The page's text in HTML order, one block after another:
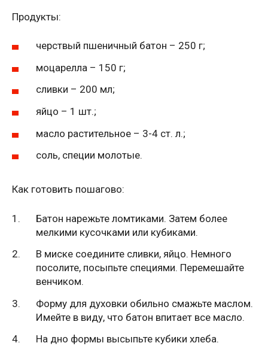
Продукты:
черствый пшеничный батон – 250 г;
моцарелла – 150 г;
сливки – 200 мл;
яйцо – 1 шт.;
масло растительное – 3-4 ст. л.;
соль, специи молотые.
Как готовить пошагово:
Батон нарежьте ломтиками. Затем более
мелкими кусочками или кубиками.
В миске соедините сливки, яйцо. Немного
посолите, посыпьте специями. Перемешайте
венчиком.
Форму для духовки обильно смажьте маслом.
Имейте в виду, что батон впитает все масло.
На дно формы высыпьте кубики хлеба.